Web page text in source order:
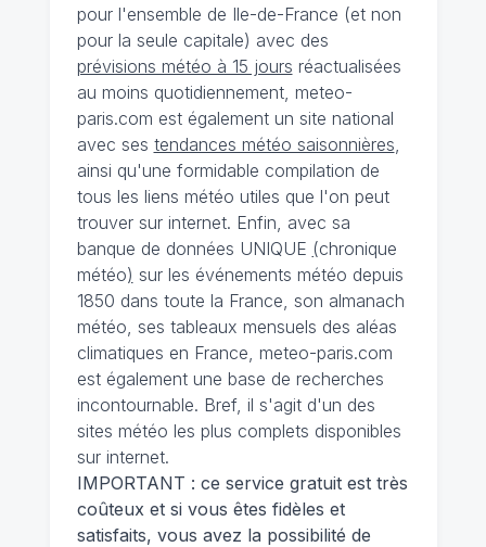
pour l'ensemble de Ile-de-France (et non
pour la seule capitale) avec des
prévisions météo à 15 jours réactualisées
au moins quotidiennement, meteo-
paris.com est également un site national
avec ses tendances météo saisonnières,
ainsi qu'une formidable compilation de
tous les liens météo utiles que l'on peut
trouver sur internet. Enfin, avec sa
banque de données UNIQUE (chronique
météo) sur les événements météo depuis
1850 dans toute la France, son almanach
météo, ses tableaux mensuels des aléas
climatiques en France, meteo-paris.com
est également une base de recherches
incontournable. Bref, il s'agit d'un des
sites météo les plus complets disponibles
sur internet.
IMPORTANT : ce service gratuit est très
coûteux et si vous êtes fidèles et
satisfaits, vous avez la possibilité de